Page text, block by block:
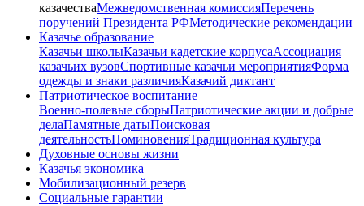
казачестваМежведомственная комиссияПеречень
поручений Президента РФМетодические рекомендации
Казачье образование
Казачьи школыКазачьи кадетские корпусаАссоциация
казачьих вузовСпортивные казачьи мероприятияФорма
одежды и знаки различияКазачий диктант
Патриотическое воспитание
Военно-полевые сборыПатриотические акции и добрые
делаПамятные датыПоисковая
деятельностьПоминовенияТрадиционная культура
Духовные основы жизни
Казачья экономика
Мобилизационный резерв
Социальные гарантии